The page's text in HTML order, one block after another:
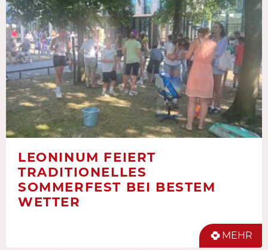
LEONINUM FEIERT
TRADITIONELLES
SOMMERFEST BEI BESTEM
WETTER
MEHR